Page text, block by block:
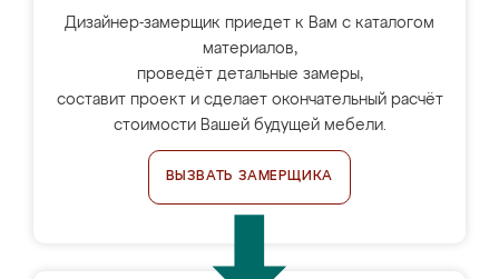
Дизайнер-замерщик приедет к Вам с каталогом
материалов,
проведёт детальные замеры,
составит проект и сделает окончательный расчёт
стоимости Вашей будущей мебели.
ВЫЗВАТЬ ЗАМЕРЩИКА